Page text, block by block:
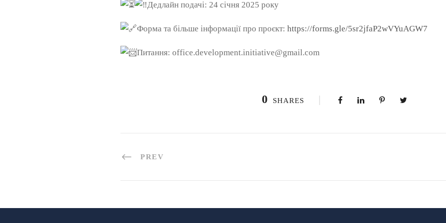
Дедлайн подачі: 24 січня 2025 року
Форма та більше інформації про проєкт: https://forms.gle/5sr2jfaP2wVYuAGW7
Питання: office.development.initiative@gmail.com
0 SHARES
PREV